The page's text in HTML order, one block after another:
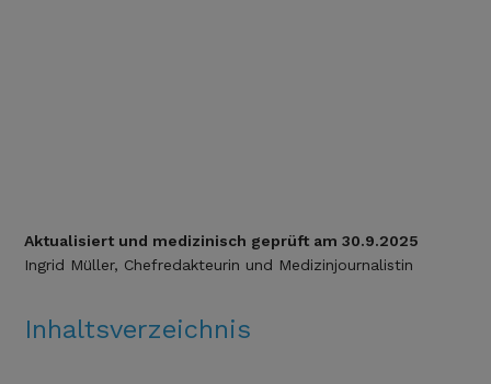
Aktualisiert und medizinisch geprüft am 30.9.2025
Ingrid Müller, Chefredakteurin und Medizinjournalistin
Inhaltsverzeichnis